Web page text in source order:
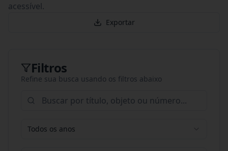
acessível.
Exportar
Filtros
Refine sua busca usando os filtros abaixo
Todos os anos